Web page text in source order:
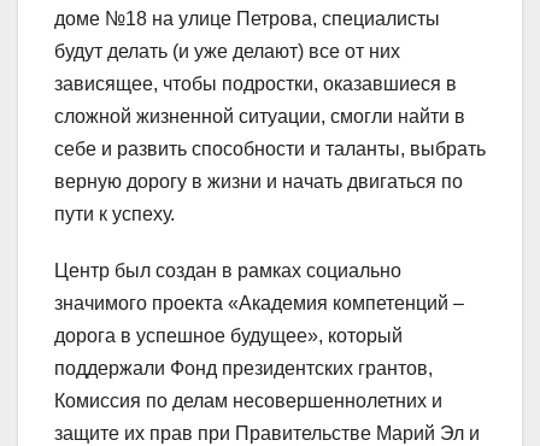
доме №18 на улице Петрова, специалисты
будут делать (и уже делают) все от них
зависящее, чтобы подростки, оказавшиеся в
сложной жизненной ситуации, смогли найти в
себе и развить способности и таланты, выбрать
верную дорогу в жизни и начать двигаться по
пути к успеху.
Центр был создан в рамках социально
значимого проекта «Академия компетенций –
дорога в успешное будущее», который
поддержали Фонд президентских грантов,
Комиссия по делам несовершеннолетних и
защите их прав при Правительстве Марий Эл и